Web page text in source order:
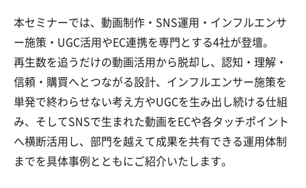
本セミナーでは、動画制作・SNS運用・インフルエンサ
ー施策・UGC活用やEC連携を専門とする4社が登壇。
再生数を追うだけの動画活用から脱却し、認知・理解・
信頼・購買へとつながる設計、インフルエンサー施策を
単発で終わらせない考え方やUGCを生み出し続ける仕組
み、そしてSNSで生まれた動画をECや各タッチポイント
へ横断活用し、部門を越えて成果を共有できる運用体制
までを具体事例とともにご紹介いたします。